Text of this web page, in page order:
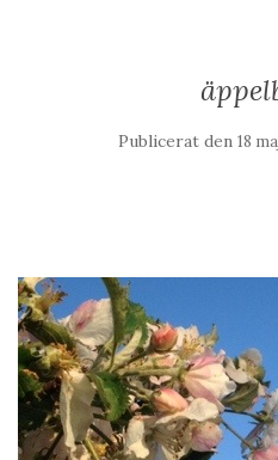
Publicerat den 18